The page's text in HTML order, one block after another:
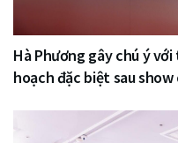
Hà Phương gây chú ý
hoạch đặc biệt sau show